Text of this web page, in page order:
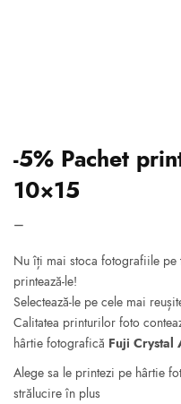
-5% Pachet
10×15
–
prețuri:
73.63 lei
până la
78.38 lei
Nu îți mai stoca fotografiile pe
printează-le!
Selectează-le pe cele mai
Calitatea printurilor foto
hârtie fotografică Fuji Crystal
Alege sa le printezi pe hârtie
strălucire în plus